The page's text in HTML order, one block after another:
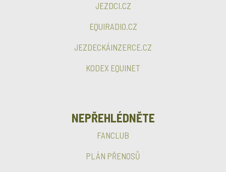
JEZDCI.CZ
EQUIRADIO.CZ
JEZDECKÁINZERCE.CZ
KODEX EQUINET
NEPŘEHLÉDNĚTE
FANCLUB
PLÁN PŘENOSŮ